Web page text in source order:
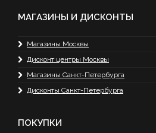
МАГАЗИНЫ И ДИСКОНТЫ
Магазины Москвы
Дисконт центры Москвы
Магазины Санкт-Петербурга
Дисконты Санкт-Петербурга
ПОКУПКИ